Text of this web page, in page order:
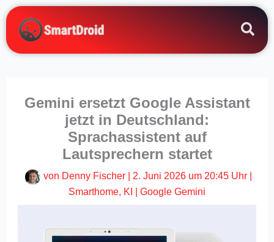
Zum
Inhalt
springen
Gemini ersetzt Google Assistant
jetzt in Deutschland:
Sprachassistent auf
Lautsprechern startet
von Denny Fischer 2. Juni 2026 um 20:45 Uhr
Smarthome, KI Google Gemini